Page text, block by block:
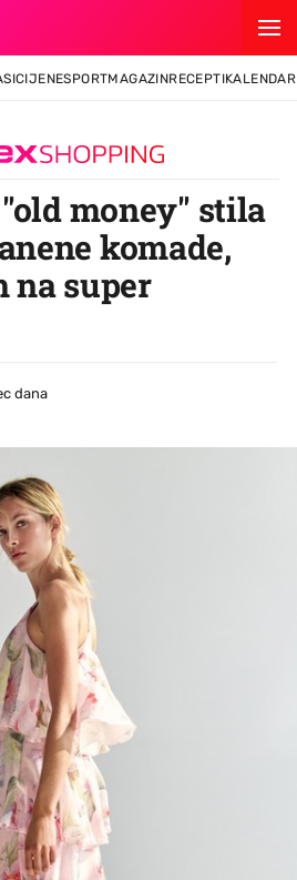
CIJENESPORTMAGAZINRECEPTIKALENDAR
money" stila
komade,
na super
dana